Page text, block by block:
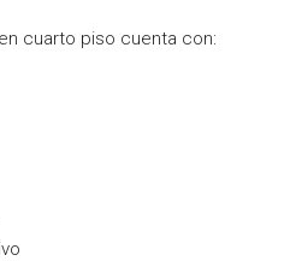
cuarto piso cuenta con: